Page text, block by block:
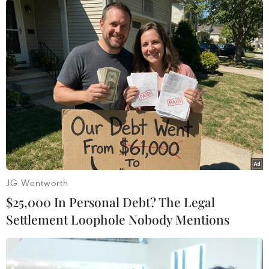
đầu Việt Nam, Liệt sỹ Tô Ngọc Vân
11/05/2024 12:16
Hơn 12.000 khách qua Sân bay Điện
Biên dịp 70 năm Chiến thắng Điện
Biên Phủ
10/05/2024 13:24
Hội thảo "Sáng mãi các giá trị quốc tế
của Chiến thắng Điện Biên Phủ” tại
Italy
10/05/2024 06:46
“Sợi chỉ đỏ” xuyên suốt tiến trình
phát triển quan hệ Việt Nam-Lào
JG Wentworth
$25,000 In Personal Debt? The Legal
Settlement Loophole Nobody Mentions